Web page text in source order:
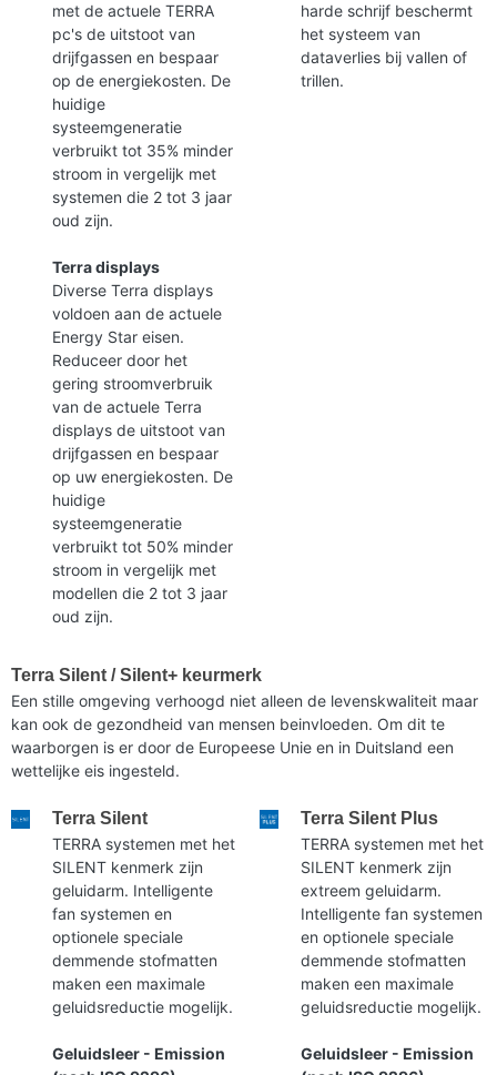
met de actuele TERRA
pc's de uitstoot van
drijfgassen en bespaar
op de energiekosten. De
huidige
systeemgeneratie
verbruikt tot 35% minder
stroom in vergelijk met
systemen die 2 tot 3 jaar
oud zijn.
Terra displays
Diverse Terra displays
voldoen aan de actuele
Energy Star eisen.
Reduceer door het
gering stroomverbruik
van de actuele Terra
displays de uitstoot van
drijfgassen en bespaar
op uw energiekosten. De
huidige
systeemgeneratie
verbruikt tot 50% minder
stroom in vergelijk met
modellen die 2 tot 3 jaar
oud zijn.
harde schrijf beschermt
het systeem van
dataverlies bij vallen of
trillen.
Terra Silent / Silent+ keurmerk
Een stille omgeving verhoogd niet alleen de levenskwaliteit maar
kan ook de gezondheid van mensen beinvloeden. Om dit te
waarborgen is er door de Europeese Unie en in Duitsland een
wettelijke eis ingesteld.
Terra Silent
TERRA systemen met het
SILENT kenmerk zijn
geluidarm. Intelligente
fan systemen en
optionele speciale
demmende stofmatten
maken een maximale
geluidsreductie mogelijk.
Geluidsleer - Emission
Terra Silent Plus
TERRA systemen met het
SILENT kenmerk zijn
extreem geluidarm.
Intelligente fan systemen
en optionele speciale
demmende stofmatten
maken een maximale
geluidsreductie mogelijk.
Geluidsleer - Emission